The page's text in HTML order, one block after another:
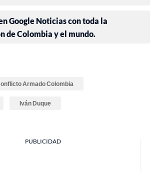
Google Noticias con toda la
de Colombia y el mundo.
Armado Colombia
Iván Duque
PUBLICIDAD